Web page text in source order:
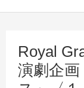
Royal
演劇企画